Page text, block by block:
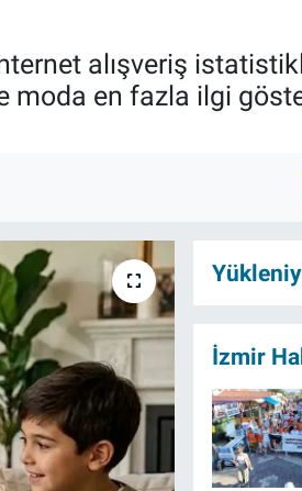
alışveriş
moda en fazla ilgi
İzmir